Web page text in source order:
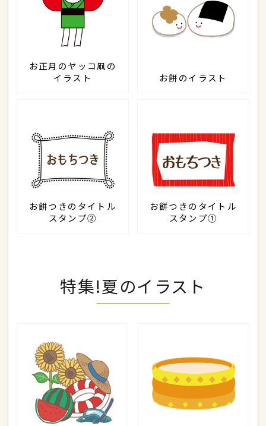
お正月のヤッコ凧の
イラスト
お餅のイラスト
お餅つきのタイトル
スタンプ②
お餅つきのタイトル
スタンプ①
特集!夏のイラスト